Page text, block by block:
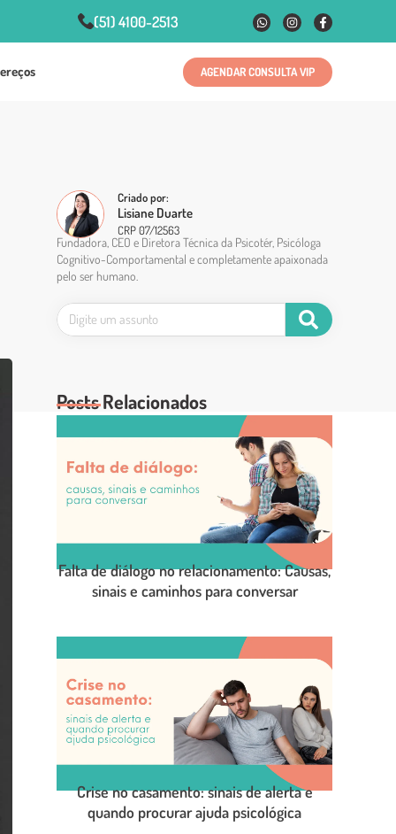
(51) 4100-2513
AGENDAR CONSULTA VIP
Criado por:
Lisiane Duarte
CRP 07/12563
Fundadora, CEO e Diretora Técnica da Psicotér, Psicóloga
Cognitivo-Comportamental e completamente apaixonada
pelo ser humano.
Posts Relacionados
LEIA O POST COMPLETO
Falta de diálogo no relacionamento: Causas,
sinais e caminhos para conversar
Crise no casamento: sinais de alerta e
quando procurar ajuda psicológica